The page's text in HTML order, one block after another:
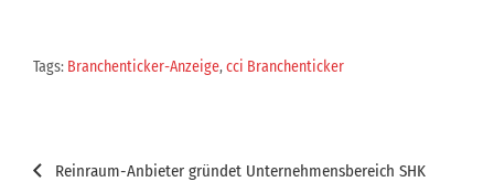
Tags: Branchenticker-Anzeige,cci Branchenticker
Beitragsnavigation
Reinraum-Anbieter gründet Unternehmensbereich SHK